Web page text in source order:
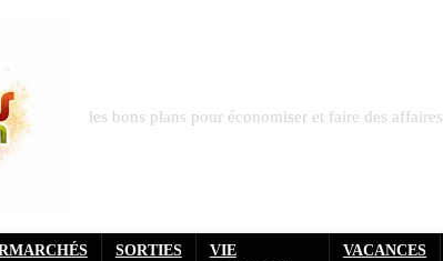
les bons plans pour économiser et faire des affaires
SORTIES
VIE
VACANCES